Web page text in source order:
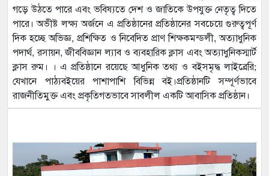
গড়ে উঠতে পারে এবং ভবিষ্যতে দেশ ও জাতিকে উপযুক্ত নেতৃত্ব দিতে
পারে। অভীষ্ট লক্ষ্য অর্জনে এ প্রতিষ্ঠানের প্রতিষ্ঠানের সবচেয়ে গুরুত্বপূর্ণ
দিক হচ্ছে অভিজ্ঞ, প্রশিক্ষিত ও নিবেদিত প্রাণ শিক্ষকমন্ডলী, অত্যাধুনিক
পদার্থ, রসায়ন, জীববিজ্ঞান ল্যাব ও ব্যবহারিক ক্লাস এবং অত্যাধুনিকস্মার্ট
ক্লাস রুম। । এ প্রতিষ্ঠানে রয়েছে আধুনিক তথ্য ও বইসমৃদ্ধ লাইব্রেরি;
যেখানে পাঠ্যবইয়ের পাশাপাশি বিভিন্ন বই।প্রতিষ্ঠানটি সম্পূর্ণভাবে
রাজনীতিমুক্ত এবং প্রকৃতিগতভাবে সাবলীল একটি আবাসিক প্রতিষ্ঠান।